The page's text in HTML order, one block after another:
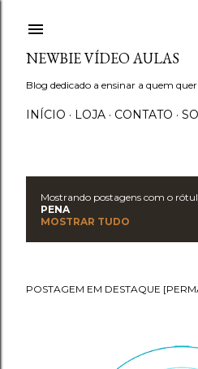
NEWBIE VÍDEO AULAS
Blog dedicado a ensinar a quem
INÍCIO LOJA CONTATO
o
Mostrando postagens com o
PENA
MOSTRAR TUDO
POSTAGEM EM DESTAQUE